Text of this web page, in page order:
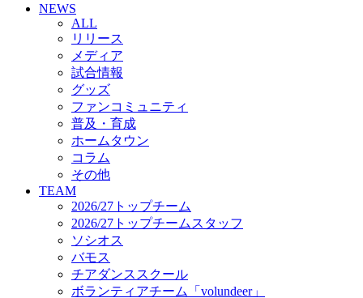
ボランティアチーム「volundeer」
ビクトリーロード
HOMEGAME
観戦ルール＆マナー
ホームゲーム運営管理規定
Jリーグ運営管理規定
写真・動画使用ガイドライン
ロートフィールド奈良
SCHEDULE
2026/27
練習見学時のファンサービスについて
TICKET
奈良クラブ明治安田J3リーグ2026/27シーズン試
合観戦チケット
奈良クラブ明治安田Ｊ3リーグ 2026/27シーズン
「鹿パス」
観戦ルール＆マナー
FANCOMMUNITY
NEWS
ALL
リリース
メディア
試合情報
グッズ
ファンコミュニティ
普及・育成
ホームタウン
コラム
その他
TEAM
2026/27トップチーム
2026/27トップチームスタッフ
ソシオス
バモス
チアダンススクール
ボランティアチーム「volundeer」